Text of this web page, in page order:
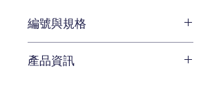
編號與規格
cm
產品資訊